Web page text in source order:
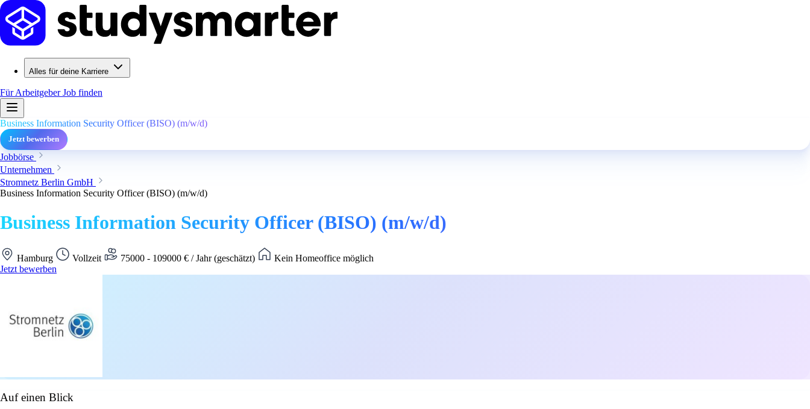
Alles für deine Karriere
Für ArbeitgeberJob finden
Business Information Security Officer (BISO) (m/w/d)
Jetzt bewerben
Jobbörse
Unternehmen
Stromnetz Berlin GmbH
Business Information Security Officer (BISO) (m/w/d)
Business Information Security Officer (BISO) (m/w/d)
Hamburg Vollzeit 75000 - 109000 € / Jahr (geschätzt)
Kein Homeoffice möglich
Jetzt bewerben
Auf einen Blick